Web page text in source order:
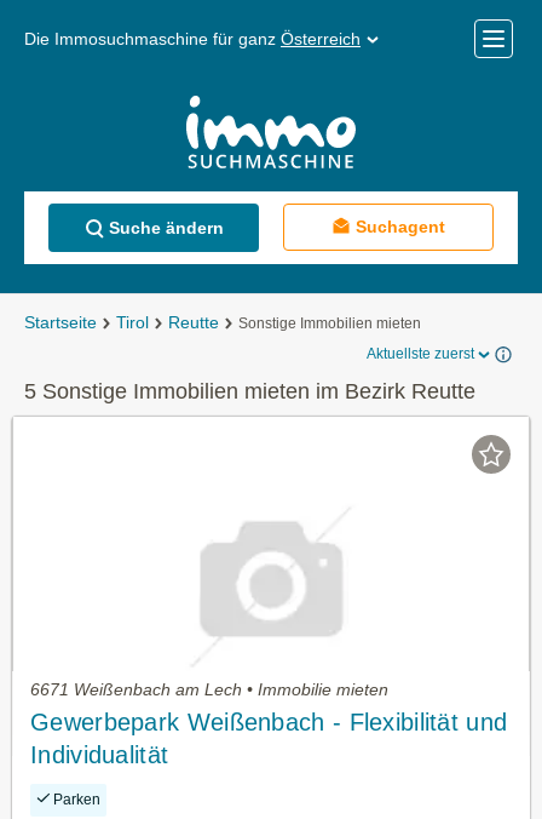
Die Immosuchmaschine für ganz Österreich
Menü
Suche ändern Suchagent
Startseite Tirol Reutte
Sonstige Immobilien mieten
Aktuellste zuerst
5 Sonstige Immobilien mieten im Bezirk Reutte
6671 Weißenbach am Lech • Immobilie mieten
Gewerbepark Weißenbach - Flexibilität und
Individualität
Parken